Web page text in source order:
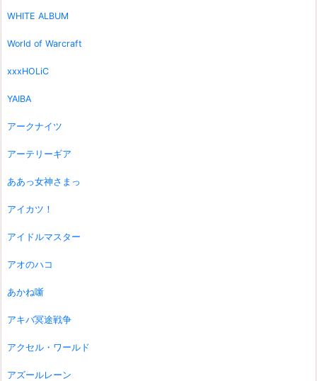
WHITE ALBUM
World of Warcraft
xxxHOLiC
YAIBA
アークナイツ
アーテリーギア
ああっ女神さまっ
アイカツ！
アイドルマスター
アオのハコ
あかね噺
アキバ冥途戦争
アクセル・ワールド
アズールレーン